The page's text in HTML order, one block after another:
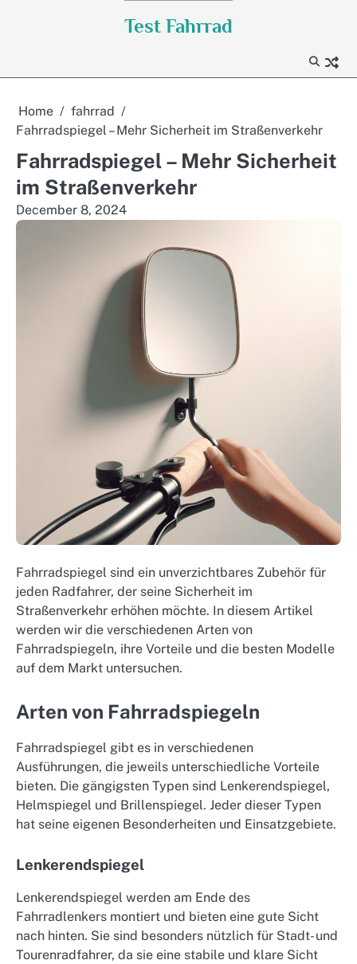
Test Fahrrad
Home
fahrrad
Fahrradspiegel – Mehr Sicherheit im Straßenverkehr
Fahrradspiegel – Mehr Sicherheit
im Straßenverkehr
December 8, 2024
Fahrradspiegel sind ein unverzichtbares Zubehör für
jeden Radfahrer, der seine Sicherheit im
Straßenverkehr erhöhen möchte. In diesem Artikel
werden wir die verschiedenen Arten von
Fahrradspiegeln, ihre Vorteile und die besten Modelle
auf dem Markt untersuchen.
Arten von Fahrradspiegeln
Fahrradspiegel gibt es in verschiedenen
Ausführungen, die jeweils unterschiedliche Vorteile
bieten. Die gängigsten Typen sind Lenkerendspiegel,
Helmspiegel und Brillenspiegel. Jeder dieser Typen
hat seine eigenen Besonderheiten und Einsatzgebiete.
Lenkerendspiegel
Lenkerendspiegel werden am Ende des
Fahrradlenkers montiert und bieten eine gute Sicht
nach hinten. Sie sind besonders nützlich für Stadt- und
Tourenradfahrer, da sie eine stabile und klare Sicht